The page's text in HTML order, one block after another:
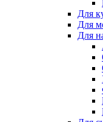
Для
Для
Для